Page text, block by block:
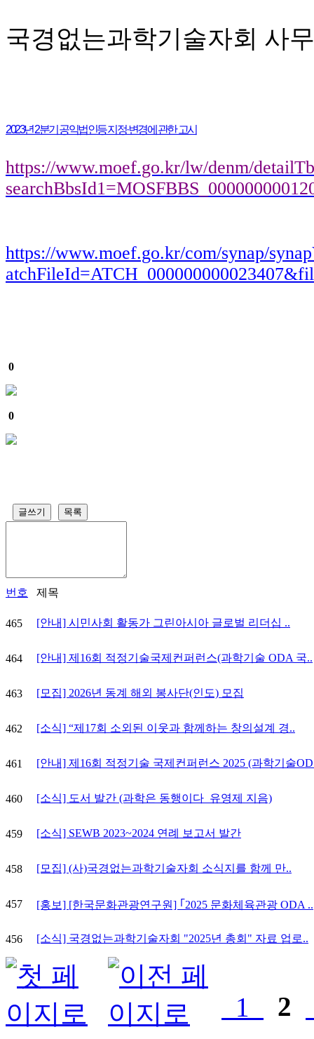
국경없는과학기술자회 사
2023년 2분기 공익법인등 지정·변경에 관한 고시
https://www.moef.go.kr/lw/denm/
https://www.moef.go.kr/com/synap/
0
0
글쓰기 목록
번호 제목
465 [안내] 시민사회 활동가 그린아시아 글로벌 리더십 ..
464 [안내] 제16회 적정기술국제컨퍼런스(과학기술 ODA 국..
463 [모집] 2026년 동계 해외 봉사단(인도) 모집
462 [소식] “제17회 소외된 이웃과 함께하는 창의설계 경..
461 [안내] 제16회 적정기술 국제컨퍼런스 2025 (과학기술
460 [소식] 도서 발간 (과학은 동행이다_유영제 지음)
459 [소식] SEWB 2023~2024 연례 보고서 발간
458 [모집] (사)국경없는과학기술자회 소식지를 함께 만..
457 [홍보] [한국문화관광연구원] ｢2025 문화체육관광 ODA ..
456 [소식] 국경없는과학기술자회 "2025년 총회" 자료 업로..
1 2